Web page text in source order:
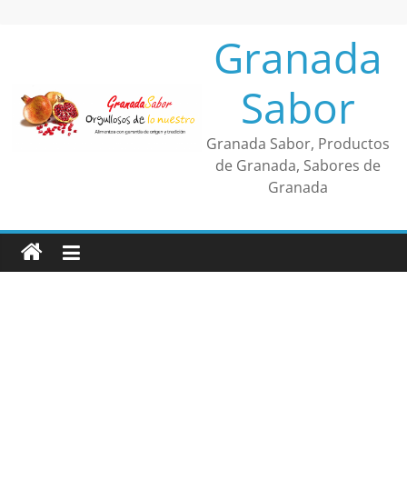
Granada
Sabor
Granada Sabor, Productos
de Granada, Sabores de
Granada